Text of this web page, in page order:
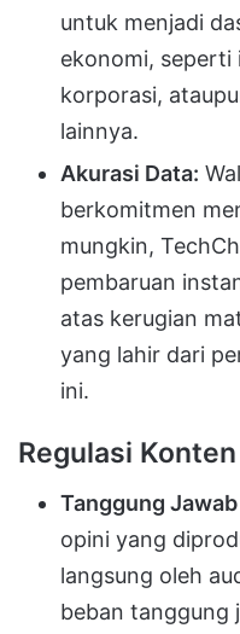
untuk menjadi
ekonomi, seperti
korporasi,
lainnya.
Akurasi Data:
berkomitmen
mungkin,
pembaruan
atas kerugian
yang lahir dari
ini.
Regulasi
Tanggung
opini yang
langsung oleh
beban tanggung